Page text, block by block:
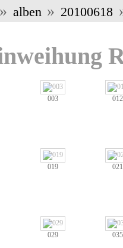
» alben » 20100618
003 012
019 021
029 035